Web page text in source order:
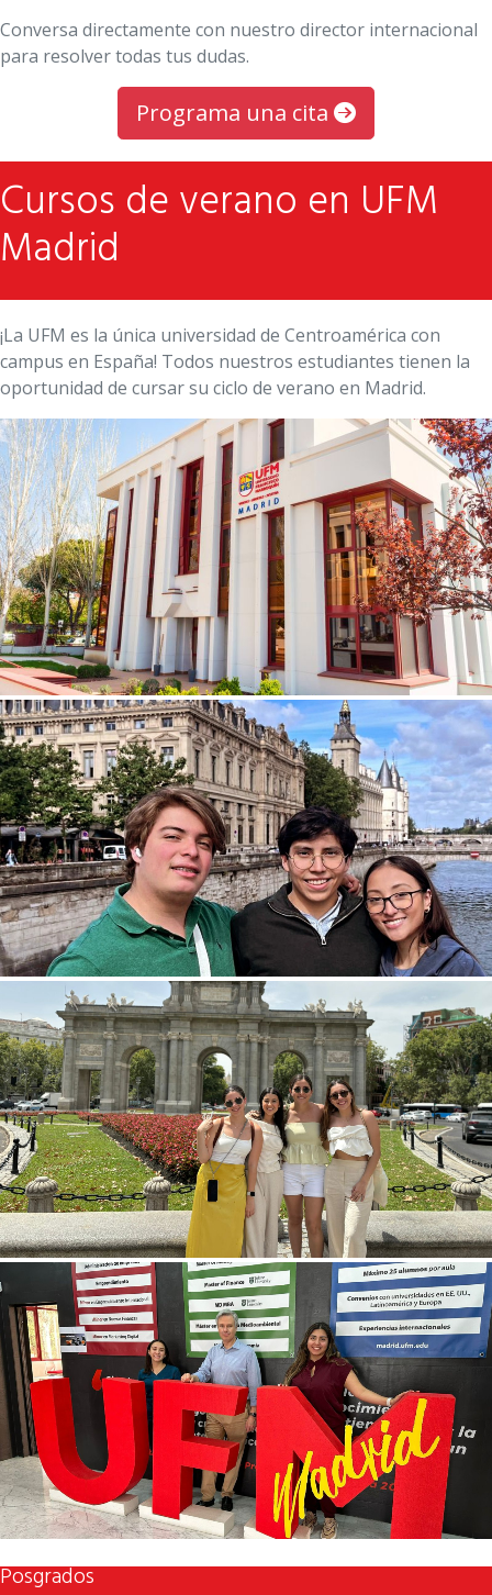
Conversa directamente con nuestro director internacional
para resolver todas tus dudas.
Programa una cita
Cursos de verano en UFM
Madrid
¡La UFM es la única universidad de Centroamérica con
campus en España! Todos nuestros estudiantes tienen la
oportunidad de cursar su ciclo de verano en Madrid.
Posgrados